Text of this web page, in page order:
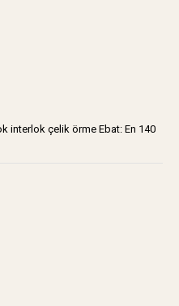
interlok çelik örme Ebat: En 140